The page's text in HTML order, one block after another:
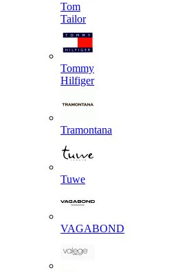
Tom
Tailor
Tommy
Hilfiger
Tramontana
Tuwe
VAGABOND